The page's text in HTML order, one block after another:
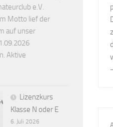
e.V.
Motto lief der
auf unser
Aktive
Lizenzkurs
Klasse N oder E
6. Juli 2026